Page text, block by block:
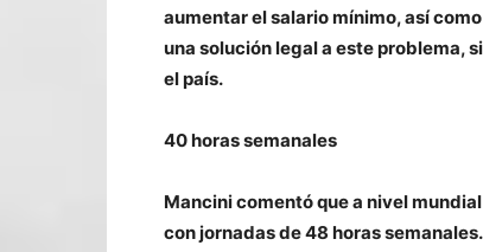
aumentar el salario mínimo, así
una solución legal a este problema,
el país.
40 horas semanales
Mancini comentó que a nivel
con jornadas de 48 horas